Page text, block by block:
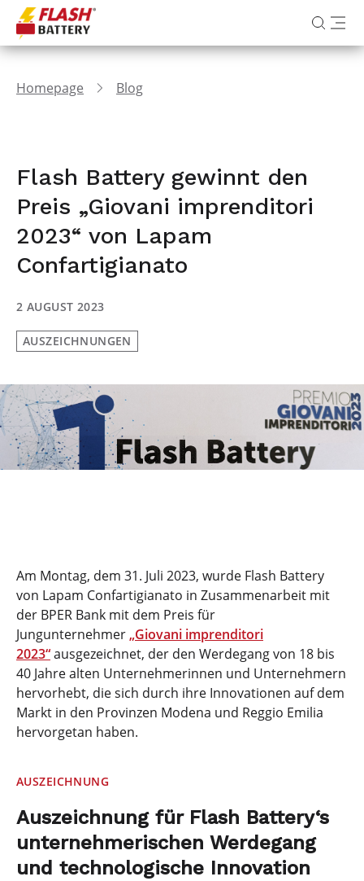
Homepage Blog
Flash Battery gewinnt den
Preis „Giovani imprenditori
2023“ von Lapam
Confartigianato
2 AUGUST 2023
AUSZEICHNUNGEN
Am Montag, dem 31. Juli 2023, wurde Flash Battery
von Lapam Confartigianato in Zusammenarbeit mit
der BPER Bank mit dem Preis für
Jungunternehmer„Giovani imprenditori
2023“ausgezeichnet, der den Werdegang von 18 bis
40 Jahre alten Unternehmerinnen und Unternehmern
hervorhebt, die sich durch ihre Innovationen auf dem
Markt in den Provinzen Modena und Reggio Emilia
hervorgetan haben.
AUSZEICHNUNG
Auszeichnung für Flash Battery‘s
unternehmerischen Werdegang
und technologische Innovation